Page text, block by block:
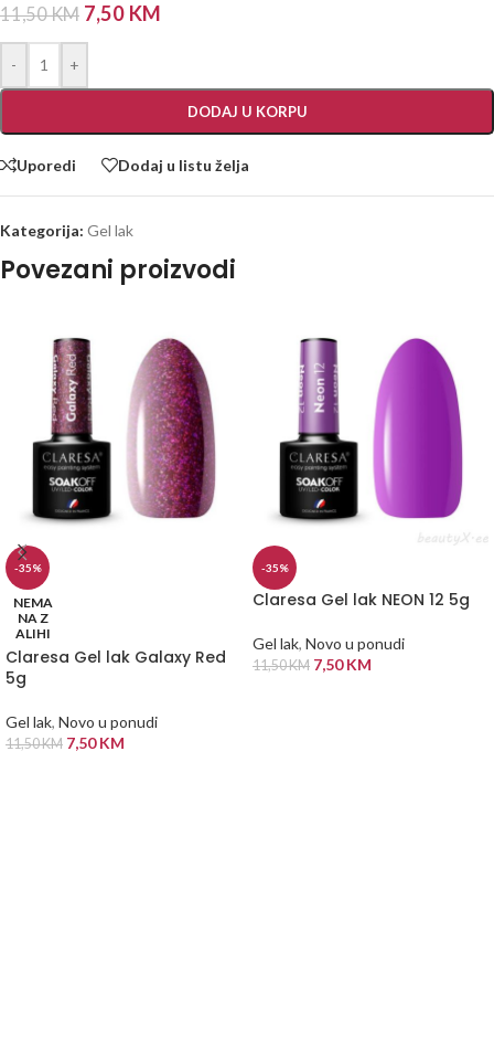
11,50KM 7,50 KM
- +
DODAJ U KORPU
Uporedi Dodaj u listu želja
Kategorija: Gel lak
Povezani proizvodi
-35%
NEMA
NA Z
ALIHI
Claresa Gel lak Galaxy Red
5g
Gel lak, Novo u ponudi
11,50KM 7,50KM
-35%
Claresa Gel lak NEON 12 5g
Gel lak, Novo u ponudi
11,50KM 7,50KM